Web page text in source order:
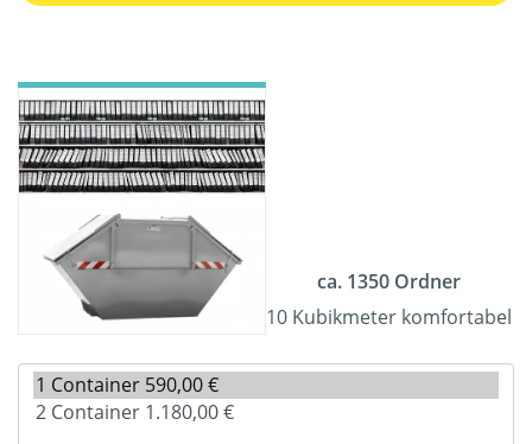
ca. 1350 Ordner
10 Kubikmeter komfortabel